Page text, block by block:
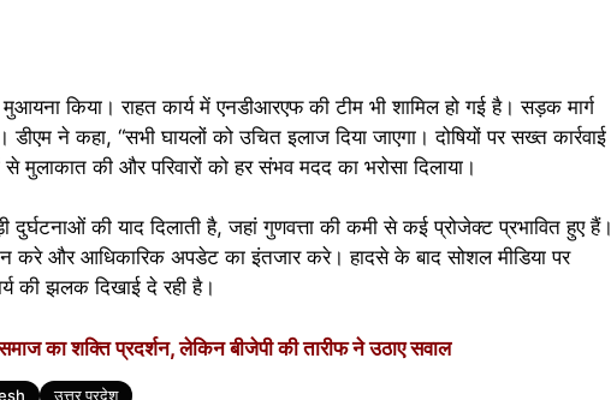
किया। राहत कार्य में एनडीआरएफ की टीम भी शामिल हो गई है। सड़क मार्ग
ने कहा, “सभी घायलों को उचित इलाज दिया जाएगा। दोषियों पर सख्त कार्रवाई
मुलाकात की और परिवारों को हर संभव मदद का भरोसा दिलाया।
दुर्घटनाओं की याद दिलाती है, जहां गुणवत्ता की कमी से कई प्रोजेक्ट प्रभावित हुए हैं।
करे और आधिकारिक अपडेट का इंतजार करे। हादसे के बाद सोशल मीडिया पर
की झलक दिखाई दे रही है।
शक्ति प्रदर्शन, लेकिन बीजेपी की तारीफ ने उठाए सवाल
उत्तर प्रदेश